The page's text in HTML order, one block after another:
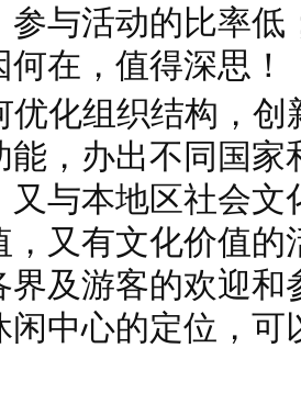
参与活动的比率低
在，值得深思！
化组织结构，创
能，办出不同国
又与本地区社会文
，又有文化价值
界及游客的欢迎
闲中心的定位，